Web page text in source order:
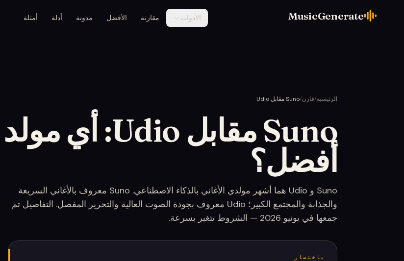
MusicGenerate الأدوات مقارنة الأفضل مدونة أدلة أمثلة
الرئيسية/قارن/Suno مقابل Udio
أفضل؟
Suno و Udio هما أشهر مولدي الأغاني بالذكاء الاصطناعي. Suno معروف بالأغاني السريعة
والجذابة والمجتمع الكبير؛ Udio معروف بجودة الصوت العالية والتحرير المفصل. التفاصيل تم
جمعها في يونيو 2026 — الشروط تتغير بسرعة.
باختصار